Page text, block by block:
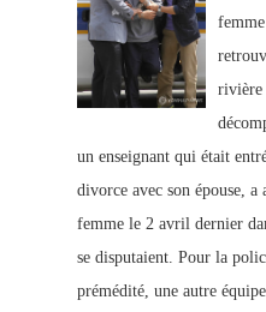
rivière
un enseignant qui était
divorce avec son épouse, a
femme le 2 avril dernier
se disputaient. Pour la
prémédité, une autre